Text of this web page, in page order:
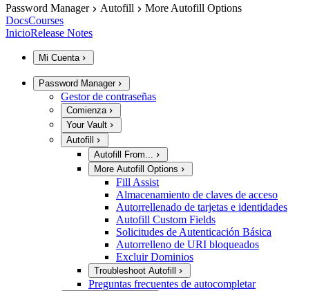
Password Manager Autofill
More Autofill Options
DocsCourses
InicioRelease Notes
Mi Cuenta
Password Manager
Gestor de contraseñas
Comienza
Your Vault
Autofill
Autofill From...
More Autofill Options
Fill Assist
Almacenamiento de claves de acceso
Autorrellenado de tarjetas e identidades
Autofill Custom Fields
Solicitudes de Autenticación Básica
Autorrelleno de URI bloqueados
Excluir Dominios
Troubleshoot Autofill
Preguntas frecuentes de autocompletar